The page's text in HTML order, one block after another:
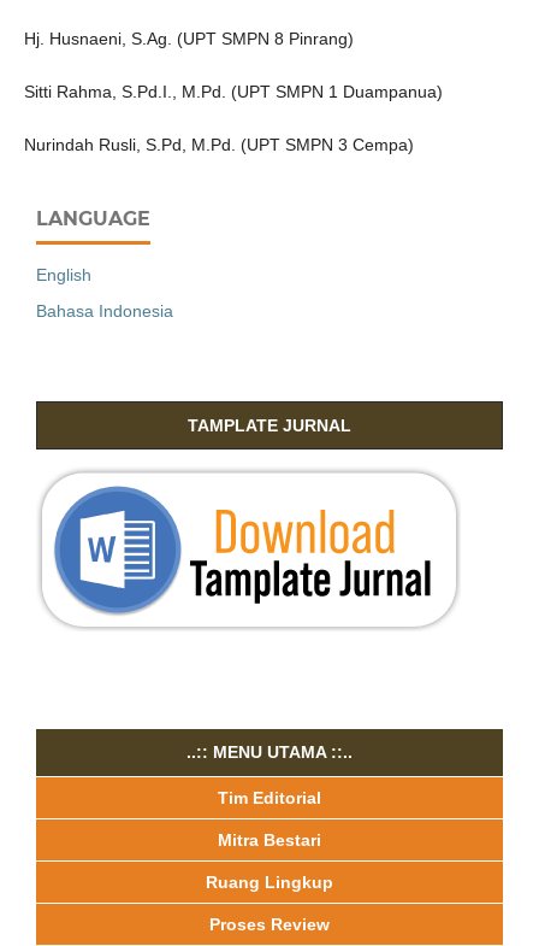
Hj. Husnaeni, S.Ag. (UPT SMPN 8 Pinrang)
Sitti Rahma, S.Pd.I., M.Pd. (UPT SMPN 1 Duampanua)
Nurindah Rusli, S.Pd, M.Pd. (UPT SMPN 3 Cempa)
LANGUAGE
English
Bahasa Indonesia
TAMPLATE JURNAL
..:: MENU UTAMA ::..
Tim Editorial
Mitra Bestari
Ruang Lingkup
Proses Review